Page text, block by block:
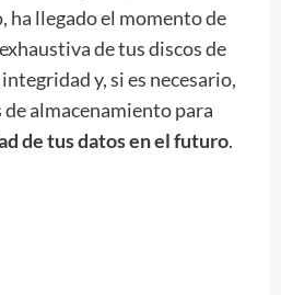
ha llegado el momento de
de tus discos de
y, si es necesario,
almacenamiento para
de tus datos en el futuro.